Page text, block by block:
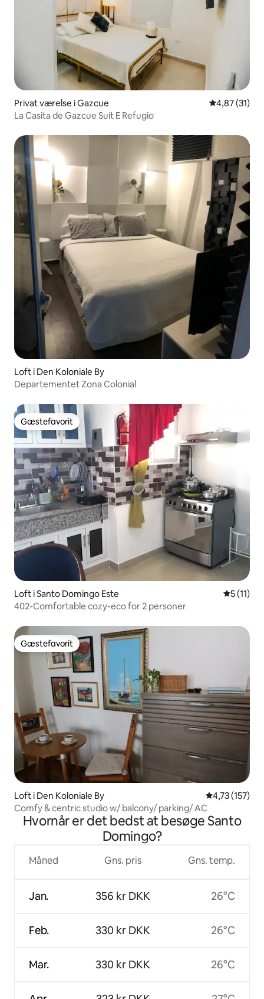
Privat værelse i Gazcue 4,87 ud af 5
4,87 (31)
La Casita de Gazcue Suit E Refugio
Loft i Den Koloniale By
Departementet Zona Colonial
Gæstefavorit
Gæstefavorit
Loft i Santo Domingo Este 5 ud af 5
5 (11)
402-Comfortable cozy-eco for 2 personer
Gæstefavorit
Gæstefavorit
Loft i Den Koloniale By 4,73 ud af 5 i
4,73 (157)
Comfy & centric studio w/ balcony/ parking/ AC
Hvornår er det bedst at besøge Santo
Domingo?
Måned
Jan.
Feb.
Mar.
Gns. pris
356 kr DKK
330 kr DKK
330 kr DKK
Gns. temp.
26°C
26°C
26°C